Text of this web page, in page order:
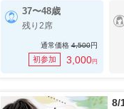
37〜48歳
残り2席
通常価格4,500円
初参加 3,000円
8/